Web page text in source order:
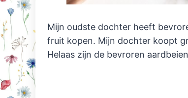
Mijn oudste dochter heeft
fruit kopen. Mijn dochter koopt
Helaas zijn de bevroren